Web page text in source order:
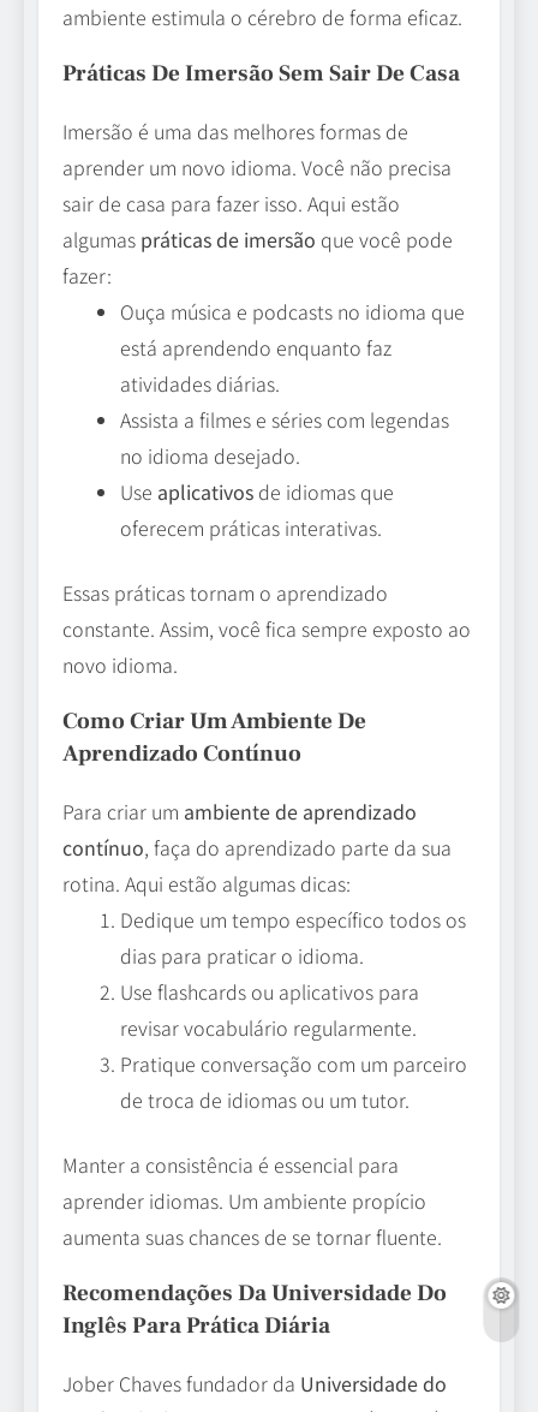
ambiente estimula o cérebro de forma eficaz.
Práticas De Imersão Sem Sair De Casa
Imersão é uma das melhores formas de
aprender um novo idioma. Você não precisa
sair de casa para fazer isso. Aqui estão
algumas práticas de imersão que você pode
fazer:
Ouça música e podcasts no idioma que
está aprendendo enquanto faz
atividades diárias.
Assista a filmes e séries com legendas
no idioma desejado.
Use aplicativos de idiomas que
oferecem práticas interativas.
Essas práticas tornam o aprendizado
constante. Assim, você fica sempre exposto ao
novo idioma.
Como Criar Um Ambiente De
Aprendizado Contínuo
Para criar um ambiente de aprendizado
contínuo, faça do aprendizado parte da sua
rotina. Aqui estão algumas dicas:
Dedique um tempo específico todos os
dias para praticar o idioma.
Use flashcards ou aplicativos para
revisar vocabulário regularmente.
Pratique conversação com um parceiro
de troca de idiomas ou um tutor.
Manter a consistência é essencial para
aprender idiomas. Um ambiente propício
aumenta suas chances de se tornar fluente.
Recomendações Da Universidade Do
Inglês Para Prática Diária
Jober Chaves fundador da Universidade do